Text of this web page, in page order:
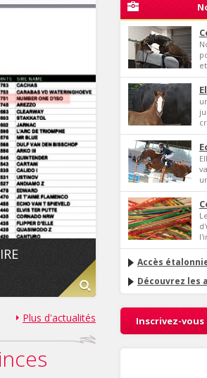
Plus d'actualités
Accès
Découvrez les
Inscrivez-